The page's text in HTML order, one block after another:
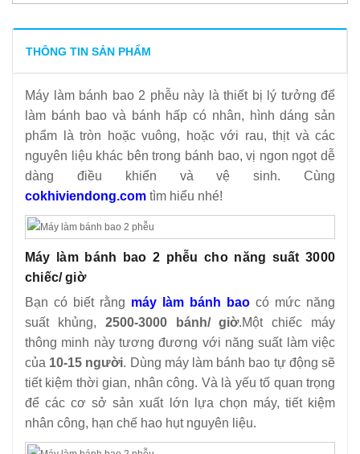
bột mini
9-Máy làm bánh bao 1 phễu ( 1 nhân )
THÔNG TIN SẢN PHẨM
Máy làm bánh bao 2 phễu này là thiết bị lý tưởng để
làm bánh bao và bánh hấp có nhân, hình dáng sản
phẩm là tròn hoặc vuông, hoặc với rau, thịt và các
nguyên liệu khác bên trong bánh bao, vị ngon ngọt dễ
dàng điều khiển và vệ sinh. Cùng
cokhiviendong.com tìm hiểu nhé!
Máy làm bánh bao 2 phễu cho năng suất 3000
chiếc/ giờ
Bạn có biết rằng máy làm bánh bao có mức năng
suất khủng, 2500-3000 bánh/ giờ.Một chiếc máy
thông minh này tương đương với năng suất làm việc
của 10-15 người. Dùng máy làm bánh bao tự động sẽ
tiết kiệm thời gian, nhân công. Và là yếu tố quan trọng
để các cơ sở sản xuất lớn lựa chọn máy, tiết kiệm
nhân công, hạn chế hao hụt nguyên liệu.